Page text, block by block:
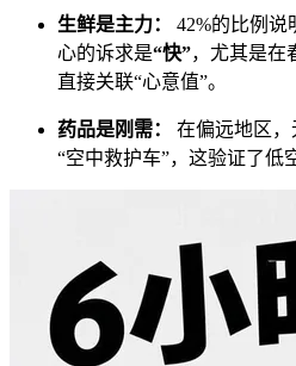
生鲜是主力：
42%的比例说
心的诉求是“快”，尤其是在
直接关联“心意值”。
药品是刚需：
在偏远地区，
“空中救护车”，这验证了低